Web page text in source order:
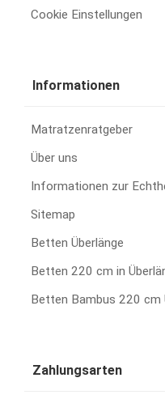
Cookie Einstellungen
Informationen
Matratzenratgeber
Über uns
Informationen zur
Sitemap
Betten Überlänge
Betten 220 cm in
Betten Bambus 220 cm
Zahlungsarten